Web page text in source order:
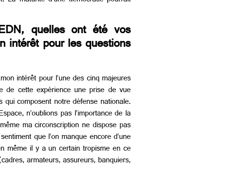
quelles ont été vos
intérêt pour les questions
intérêt pour l’une des cinq majeures
de cette expérience une prise de vue
composent notre défense nationale.
n’oublions pas l’importance de la
ma circonscription ne dispose pas
que l’on manque encore d’une
même il y a un certain tropisme en ce
armateurs, assureurs, banquiers,